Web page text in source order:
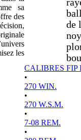
sa
des
les
de
CALIBRES FIP
•
270 WIN.
•
270 W.S.M.
•
7-08 REM.
•